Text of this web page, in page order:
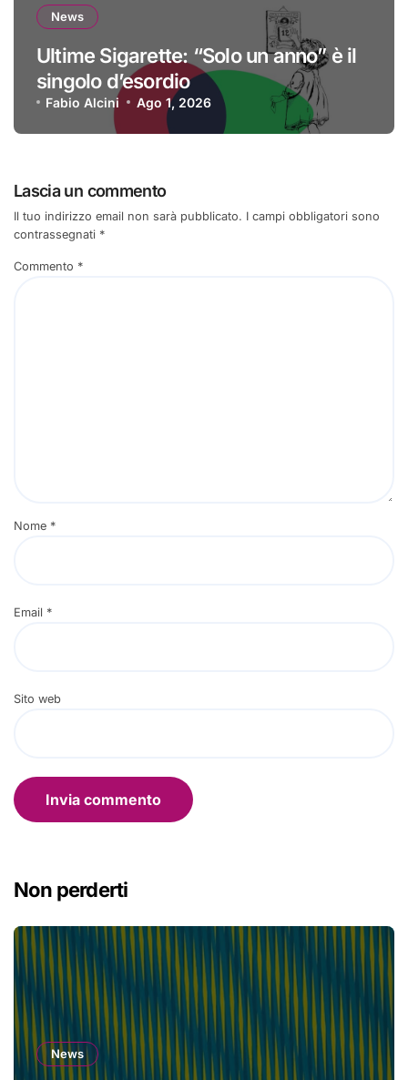
News
Ultime Sigarette: “Solo un anno” è il
singolo d’esordio
Fabio Alcini Ago 1, 2026
Lascia un commento
Il tuo indirizzo email non sarà pubblicato. I campi obbligatori sono
contrassegnati *
Commento *
Nome *
Email *
Sito web
Non perderti
News